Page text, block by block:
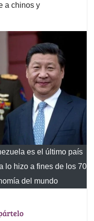
a chinos y
es el último país
lo hizo a fines de los 70
del mundo